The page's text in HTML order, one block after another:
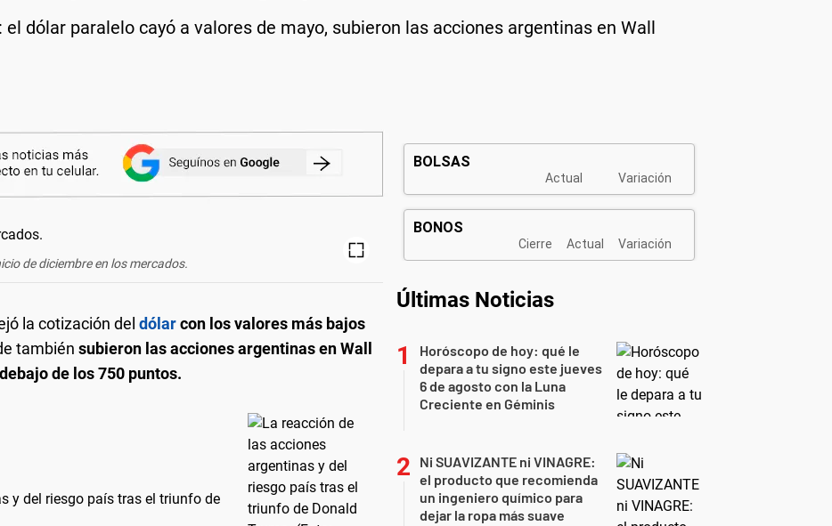
dólar paralelo cayó a valores de mayo, subieron las acciones argentinas en Wall
de diciembre en los mercados.
la cotización del dólarcon los valores más bajos
también subieron las acciones argentinas en Wall
de los 750 puntos.
y del riesgo país tras el triunfo de
Últimas Noticias
Horóscopo de hoy: qué le
depara a tu signo este jueves
6 de agosto con la Luna
Creciente en Géminis
Ni SUAVIZANTE ni VINAGRE:
el producto que recomienda
un ingeniero químico para
dejar la ropa más suave